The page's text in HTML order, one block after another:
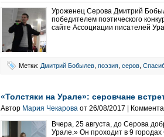
Уроженец Серова Дмитрий
победителем поэтического
сайте Ассоциации писателей
Метки: Дмитрий Бобылев поэзия серов
«Толстяки на Урале»: серовчане
Автор Мария Чекарова от 26/08/2017 |
Вчера, 25 августа, до Серова
Урале.» Он проходит в 9